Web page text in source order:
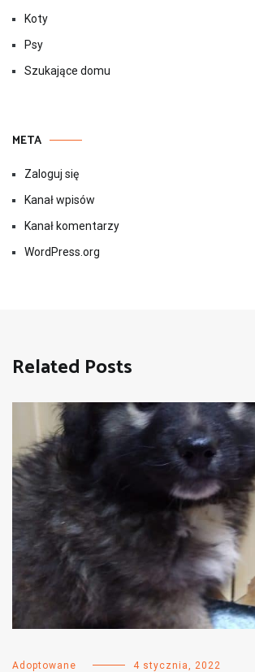
Koty
Psy
Szukające domu
META
Zaloguj się
Kanał wpisów
Kanał komentarzy
WordPress.org
Related Posts
Adoptowane 4 stycznia, 2022